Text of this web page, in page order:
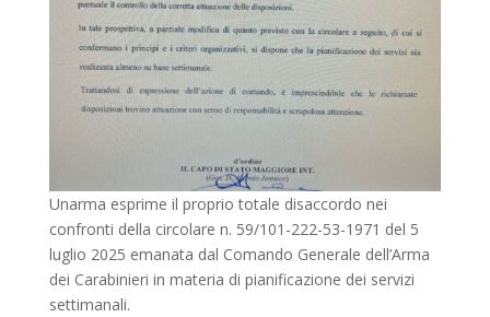
Unarma esprime il proprio totale disaccordo nei
confronti della circolare n. 59/101-222-53-1971 del 5
luglio 2025 emanata dal Comando Generale dell’Arma
dei Carabinieri in materia di pianificazione dei servizi
settimanali.